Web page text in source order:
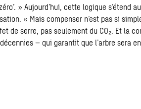
» Aujourd’hui, cette logique s’étend au
« Mais compenser n’est pas si
de serre, pas seulement du CO₂. Et la
– qui garantit que l’arbre sera